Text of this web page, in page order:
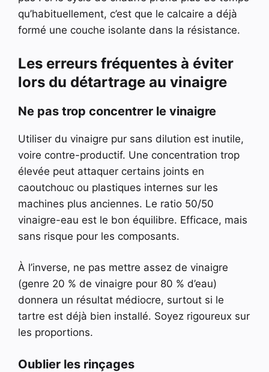
qu’habituellement, c’est que le calcaire a déjà
formé une couche isolante dans la résistance.
Les erreurs fréquentes à éviter
lors du détartrage au vinaigre
Ne pas trop concentrer le vinaigre
Utiliser du vinaigre pur sans dilution est inutile,
voire contre-productif. Une concentration trop
élevée peut attaquer certains joints en
caoutchouc ou plastiques internes sur les
machines plus anciennes. Le ratio 50/50
vinaigre-eau est le bon équilibre. Efficace, mais
sans risque pour les composants.
À l’inverse, ne pas mettre assez de vinaigre
(genre 20 % de vinaigre pour 80 % d’eau)
donnera un résultat médiocre, surtout si le
tartre est déjà bien installé. Soyez rigoureux sur
les proportions.
Oublier les rinçages